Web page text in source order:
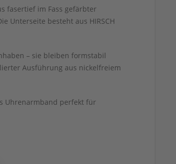
fasertief im Fass gefärbter
Unterseite besteht aus HIRSCH
– sie bleiben formstabil
Ausführung aus nickelfreiem
Uhrenarmband perfekt für